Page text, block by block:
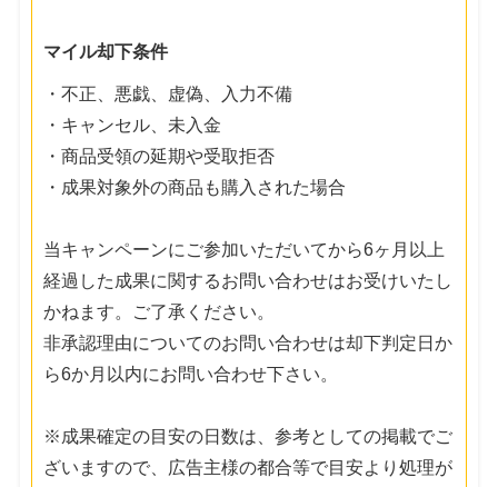
マイル却下条件
・不正、悪戯、虚偽、入力不備
・キャンセル、未入金
・商品受領の延期や受取拒否
・成果対象外の商品も購入された場合
当キャンペーンにご参加いただいてから6ヶ月以上
経過した成果に関するお問い合わせはお受けいたし
かねます。ご了承ください。
非承認理由についてのお問い合わせは却下判定日か
ら6か月以内にお問い合わせ下さい。
※成果確定の目安の日数は、参考としての掲載でご
ざいますので、広告主様の都合等で目安より処理が